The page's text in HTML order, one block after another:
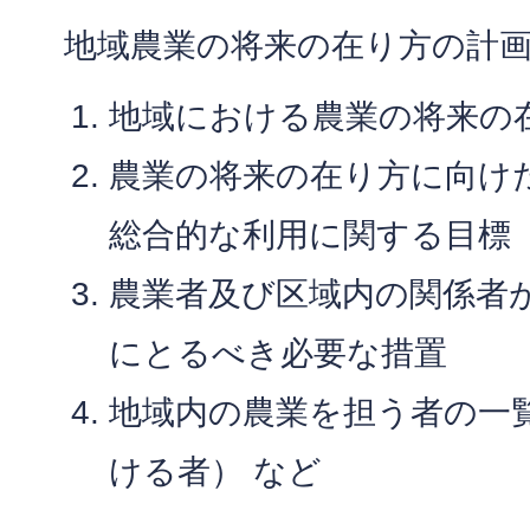
地域農業の将来の在り方の計
地域における農業の将来の
農業の将来の在り方に向け
総合的な利用に関する目標
農業者及び区域内の関係者
にとるべき必要な措置
地域内の農業を担う者の一
ける者） など